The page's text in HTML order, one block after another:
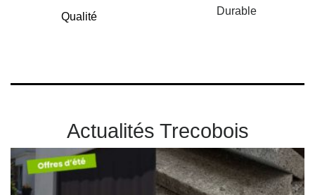
Qualité Durable
Actualités Trecobois